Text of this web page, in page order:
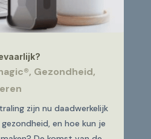
, Gezondheid,
zijn nu daadwerkelijk
en hoe kun je